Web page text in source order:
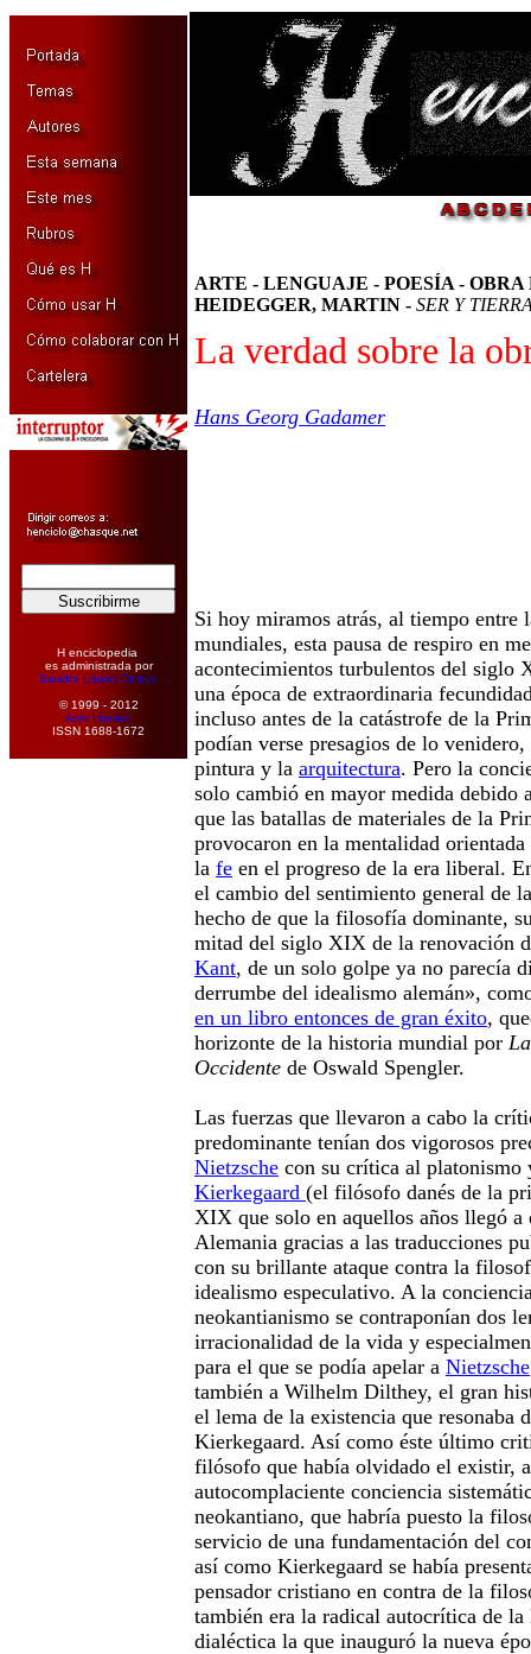
H enciclopedia
es administrada por
Sandra López Desivo
© 1999 - 2012
Amir Hamed
ISSN 1688-1672
ARTE - LENGUAJE - POESÍA - OBRA
HEIDEGGER, MARTIN - SER Y
La verdad sobre la
Hans Georg Gadamer
Si hoy miramos atrás, al tiempo entre
mundiales, esta pausa de respiro en
acontecimientos turbulentos del siglo
una época de extraordinaria
incluso antes de la catástrofe de la
podían verse presagios de lo
pintura y la arquitectura. Pero la
solo cambió en mayor medida debido
que las batallas de materiales de la
provocaron en la mentalidad
la fe en el progreso de la era liberal.
el cambio del sentimiento general de
hecho de que la filosofía dominante,
mitad del siglo XIX de la renovación
Kant, de un solo golpe ya no parecía
derrumbe del idealismo alemán»,
en un libro entonces de gran éxito,
horizonte de la historia mundial por
Occidente de Oswald Spengler.
Las fuerzas que llevaron a cabo la
predominante tenían dos vigorosos
Nietzsche con su crítica al
Kierkegaard (el filósofo danés de la
XIX que solo en aquellos años llegó a
Alemania gracias a las traducciones
con su brillante ataque contra la
idealismo especulativo. A la
neokantianismo se contraponían dos
irracionalidad de la vida y
para el que se podía apelar a Nietzsche
también a Wilhelm Dilthey, el gran
el lema de la existencia que resonaba
Kierkegaard. Así como éste último
filósofo que había olvidado el existir,
autocomplaciente conciencia
neokantiano, que habría puesto la
servicio de una fundamentación del
así como Kierkegaard se había
pensador cristiano en contra de la
también era la radical autocrítica de
dialéctica la que inauguró la nueva